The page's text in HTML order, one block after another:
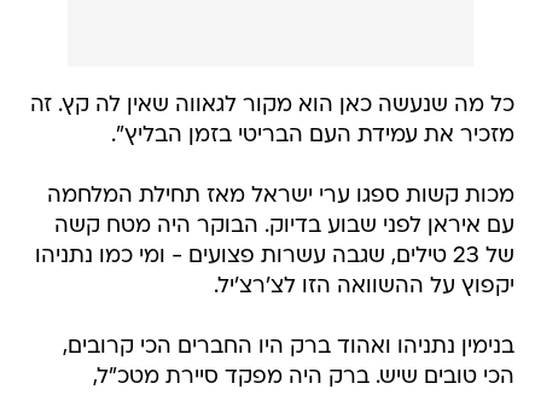
כל מה שנעשה כאן הוא מקור לגאווה שאין לה קץ. זה
מזכיר את עמידת העם הבריטי בזמן הבליץ".
מכות קשות ספגו ערי ישראל מאז תחילת המלחמה
עם איראן לפני שבוע בדיוק. הבוקר היה מטח קשה
של 23 טילים, שגבה עשרות פצועים - ומי כמו נתניהו
יקפוץ על ההשוואה הזו לצ'רצ'יל.
בנימין נתניהו ואהוד ברק היו החברים הכי קרובים,
הכי טובים שיש. ברק היה מפקד סיירת מטכ"ל,